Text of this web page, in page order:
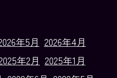
年5月 2026年4月
年2月 2025年1月